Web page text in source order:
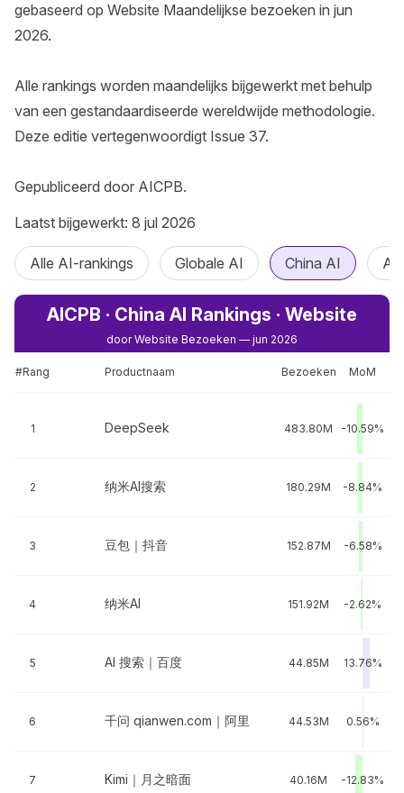
gebaseerd op Website Maandelijkse bezoeken in jun
2026.
Alle rankings worden maandelijks bijgewerkt met behulp
van een gestandaardiseerde wereldwijde methodologie.
Deze editie vertegenwoordigt Issue 37.
Gepubliceerd door AICPB.
Laatst bijgewerkt: 8 jul 2026
Alle AI-rankings Globale AI China AI AI
AICPB · China AI Rankings · Website
door Website Bezoeken — jun 2026
#Rang Productnaam Bezoeken MoM
1 DeepSeek 483.80M -10.59%
2 纳米AI搜索 180.29M -8.84%
3 豆包｜抖音 152.87M -6.58%
4 纳米AI 151.92M -2.62%
5 AI 搜索｜百度 44.85M 13.76%
6 千问 qianwen.com｜阿里 44.53M 0.56%
7 Kimi｜月之暗面 40.16M -12.83%